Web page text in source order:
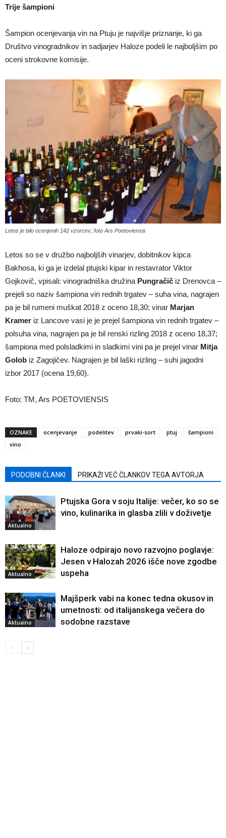
Trije šampioni
Šampion ocenjevanja vin na Ptuju je najvišje priznanje, ki ga
Društvo vinogradnikov in sadjarjev Haloze podeli le najboljšim po
oceni strokovne komisije.
Letos je bilo ocenjenih 142 vzorcev; foto Ars Poetoviensis
Letos so se v družbo najboljših vinarjev, dobitnikov kipca
Bakhosa, ki ga je izdelal ptujski kipar in restavrator Viktor
Gojkovič, vpisali: vinogradniška družina Pungračič iz Drenovca –
prejeli so naziv šampiona vin rednih trgatev – suha vina, nagrajen
pa je bil rumeni muškat 2018 z oceno 18,30; vinar Marjan
Kramer iz Lancove vasi je je prejel šampiona vin rednih trgatev –
polsuha vina, nagrajen pa je bil renski rizling 2018 z oceno 18,37;
šampiona med polsladkimi in sladkimi vini pa je prejel vinar Mitja
Golob iz Zagojičev. Nagrajen je bil laški rizling – suhi jagodni
izbor 2017 (ocena 19,60).
Foto: TM, Ars POETOVIENSIS
OZNAKE ocenjevanje podelitev prvaki-sort ptuj
šampioni
vino
PODOBNI ČLANKI PRIKAŽI VEČ ČLANKOV TEGA AVTORJA
Aktualno
Ptujska Gora v soju Italije: večer, ko so se
vino, kulinarika in glasba zlili v doživetje
Aktualno
Haloze odpirajo novo razvojno poglavje:
Jesen v Halozah 2026 išče nove zgodbe
uspeha
Aktualno
Majšperk vabi na konec tedna okusov in
umetnosti: od italijanskega večera do
sodobne razstave